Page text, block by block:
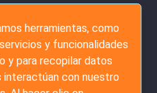
herramientas, como
y funcionalidades
y para recopilar datos
con nuestro